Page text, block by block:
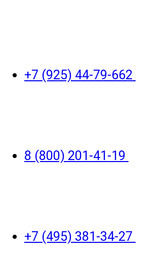
+7 (925) 44-79-662
8 (800) 201-41-19
+7 (495) 381-34-27